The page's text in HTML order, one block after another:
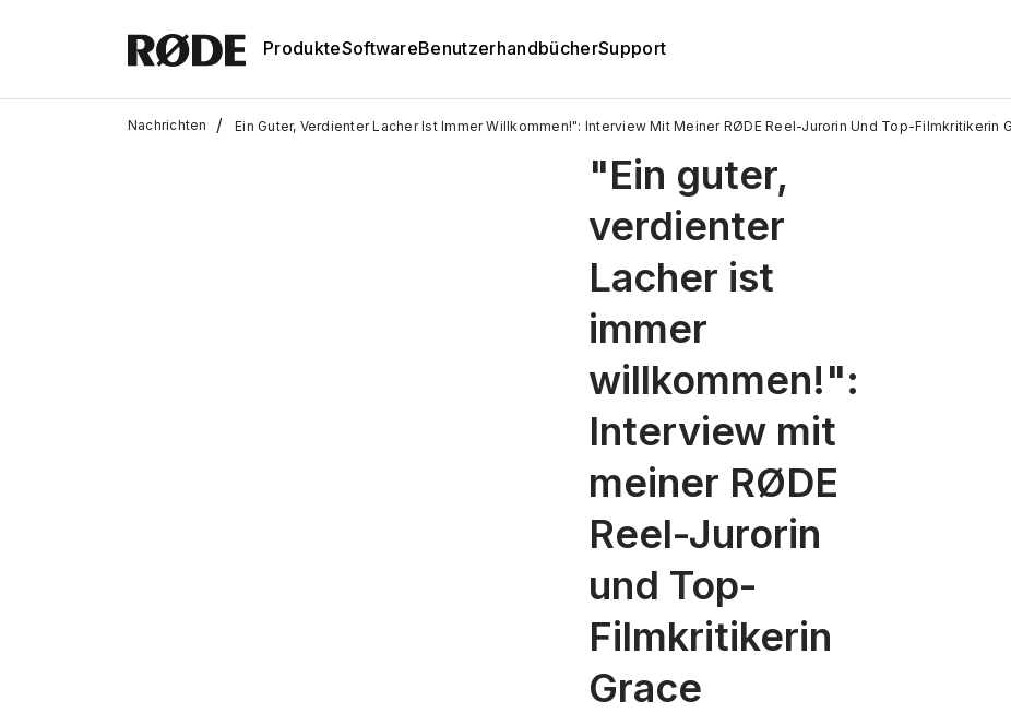
ProdukteSoftwareBenutzerhandbücherSupport
Nachrichten / Ein Guter, Verdienter Lacher Ist Immer Willkommen!": Interview Mit Meiner RØDE Reel-Jurorin Und Top-Filmkritikerin
"Ein guter,
verdienter
Lacher ist
immer
willkommen!":
Interview mit
meiner RØDE
Reel-Jurorin
und Top-
Filmkritikerin
Grace